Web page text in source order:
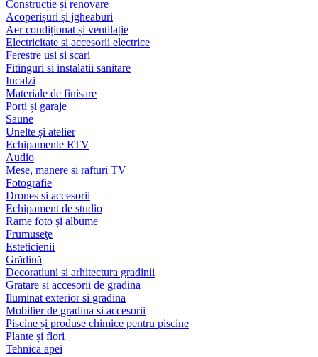
Construcție și renovare
Acoperișuri și jgheaburi
Aer condiționat și ventilație
Electricitate si accesorii electrice
Ferestre usi si scari
Fitinguri si instalatii sanitare
Incalzi
Materiale de finisare
Porți și garaje
Saune
Unelte și atelier
Echipamente RTV
Audio
Mese, manere si rafturi TV
Fotografie
Drones si accesorii
Echipament de studio
Rame foto și albume
Frumuseţe
Esteticienii
Grădină
Decoratiuni si arhitectura gradinii
Gratare si accesorii de gradina
Iluminat exterior si gradina
Mobilier de gradina si accesorii
Piscine și produse chimice pentru piscine
Plante și flori
Tehnica apei